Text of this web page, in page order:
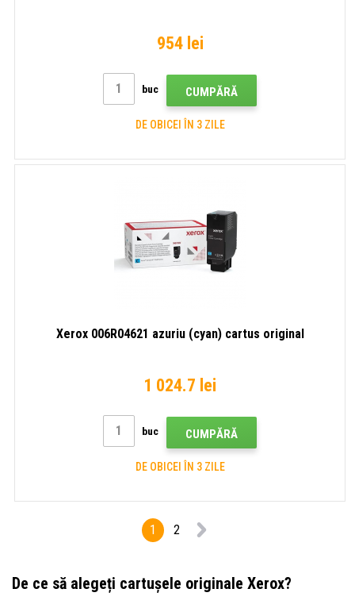
954 lei
buc CUMPĂRĂ
DE OBICEI ÎN 3 ZILE
Xerox 006R04621 azuriu (cyan) cartus original
1 024.7 lei
buc CUMPĂRĂ
DE OBICEI ÎN 3 ZILE
1 2
De ce să alegeți cartușele originale Xerox?